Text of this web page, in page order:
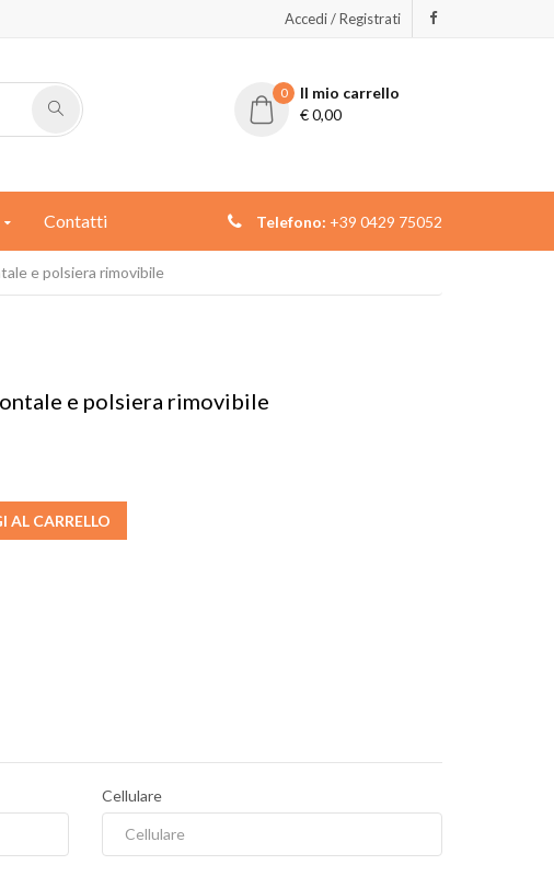
Accedi / Registrati
0
Il mio carrello
€0,00
Contatti Telefono: +39 0429 75052
e polsiera rimovibile
e polsiera rimovibile
AL CARRELLO
Cellulare